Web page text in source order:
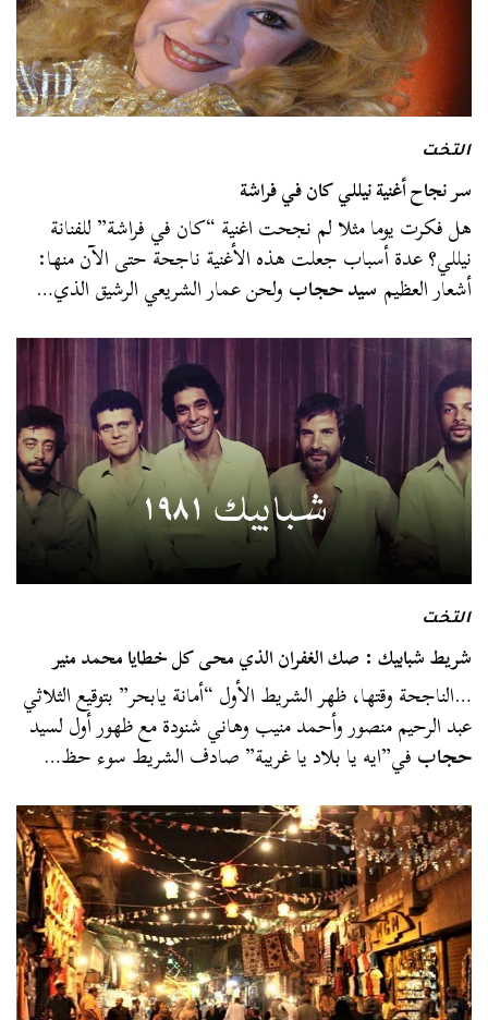
التخت
سر نجاح أغنية نيللي كان في فراشة
هل فكرت يوما مثلا لم نجحت اغنية “كان في فراشة” للفنانة
نيللي؟ عدة أسباب جعلت هذه الأغنية ناجحة حتى الآن منها:
أشعار العظيم سيد حجابولحن عمار الشريعي الرشيق الذي…
التخت
شريط شبابيك : صك الغفران الذي محى كل خطايا محمد منير
…الناجحة وقتها، ظهر الشريط الأول “أمانة يابحر” بتوقيع الثلاثي
عبد الرحيم منصور وأحمد منيب وهاني شنودة مع ظهور أول لسيد
حجابفي”ايه يا بلاد يا غريبة” صادف الشريط سوء حظ…